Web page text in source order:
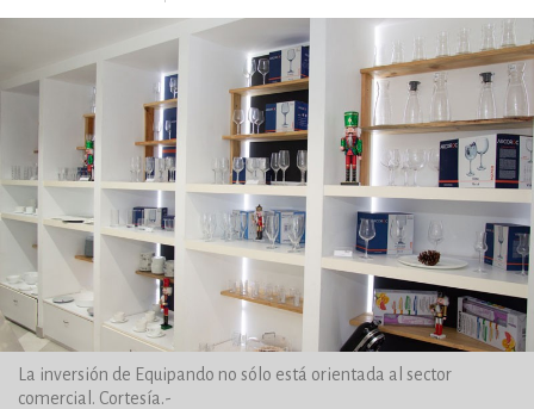
La inversión de Equipando no sólo está orientada al sector
comercial. Cortesía.-